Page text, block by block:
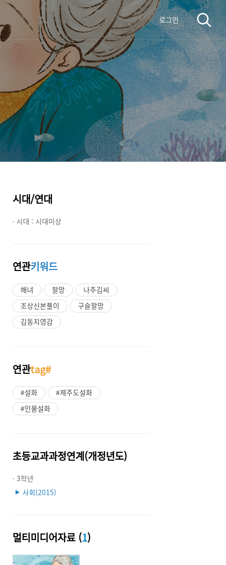
로그인
시대/연대
· 시대 : 시대미상
연관키워드
해녀 할망
나주김씨
조상신본풀이
구슬할망
김동지영감
연관tag#
#설화
#제주도설화
#인물설화
초등교과과정연계(개정년도)
· 3학년
▶ 사회(2015)
멀티미디어자료 (1)